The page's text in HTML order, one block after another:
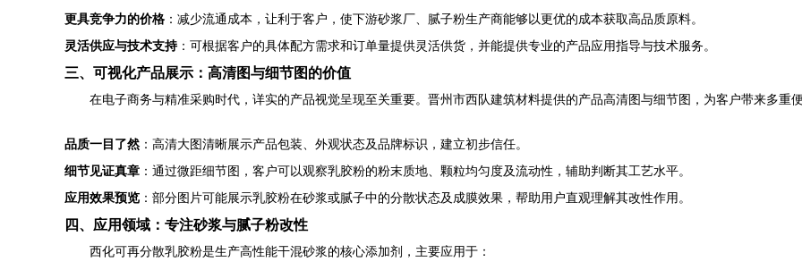
更具竞争力的价格 ：减少流通成本，让利于客户，使下游砂浆厂、腻子粉生产商能够以更优的成本获取高品质原料。
灵活供应与技术支持：可根据客户的具体配方需求和订单量提供灵活供货，并能提供专业的产品应用指导与技术服务。
三、可视化产品展示：高清图与细节图的价值
在电子商务与精准采购时代，详实的产品视觉呈现至关重要。晋州市西队建筑材料提供的产品高清图与细节图，为客户带来多重
品质一目了然 ：高清大图清晰展示产品包装、外观状态及品牌标识，建立初步信任。
细节见证真章 ：通过微距细节图，客户可以观察乳胶粉的粉末质地、颗粒均匀度及流动性，辅助判断其工艺水平。
应用效果预览 ：部分图片可能展示乳胶粉在砂浆或腻子中的分散状态及成膜效果，帮助用户直观理解其改性作用。
四、应用领域：专注砂浆与腻子粉改性
西化可再分散乳胶粉是生产高性能干混砂浆的核心添加剂，主要应用于：